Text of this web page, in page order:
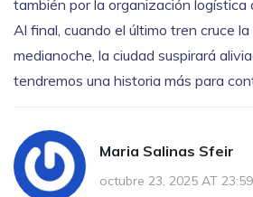
también por la organización logística
Al final, cuando el último tren cruce
medianoche, la ciudad suspirará
tendremos una historia más para
Maria Salinas Sfeir
octubre 23, 2025 AT 23:59